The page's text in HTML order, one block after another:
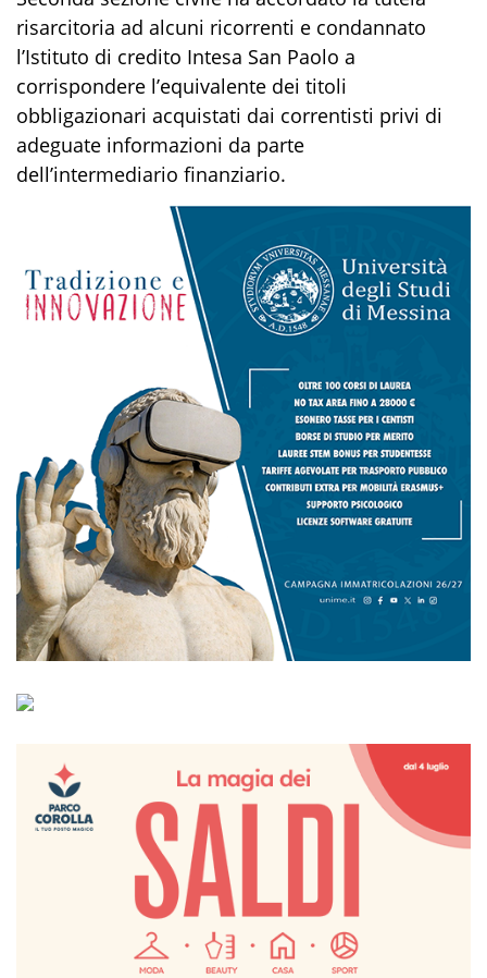
risarcitoria ad alcuni ricorrenti e condannato
l’Istituto di credito Intesa San Paolo a
corrispondere l’equivalente dei titoli
obbligazionari acquistati dai correntisti privi di
adeguate informazioni da parte
dell’intermediario finanziario.